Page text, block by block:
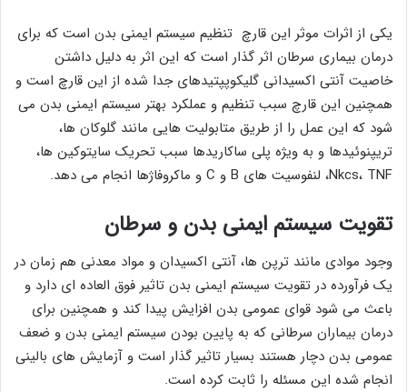
یکی از اثرات موثر این قارچ تنظیم سیستم ایمنی بدن است که برای
درمان بیماری سرطان اثر گذار است که این اثر به دلیل داشتن
خاصیت آنتی اکسیدانی گلیکوپپتیدهای جدا شده از این قارچ است و
همچنین این قارچ سبب تنظیم و عملکرد بهتر سیستم ایمنی بدن می
شود که این عمل را از طریق متابولیت هایی مانند گلوکان ها،
تریپنوئیدها و به ویژه پلی ساکاریدها سبب تحریک سایتوکین ها،
Nkcs، TNF، لنفوسیت های B و C و ماکروفاژها انجام می دهد.
تقویت سیستم ایمنی بدن و سرطان
وجود موادی مانند ترپن ها، آنتی اکسیدان و مواد معدنی هم زمان در
یک فرآورده در تقویت سیستم ایمنی بدن تاثیر فوق العاده ای دارد و
باعث می شود قوای عمومی بدن افزایش پیدا کند و همچنین برای
درمان بیماران سرطانی که به پایین بودن سیستم ایمنی بدن و ضعف
عمومی بدن دچار هستند بسیار تاثیر گذار است و آزمایش های بالینی
انجام شده این مسئله را ثابت کرده است.